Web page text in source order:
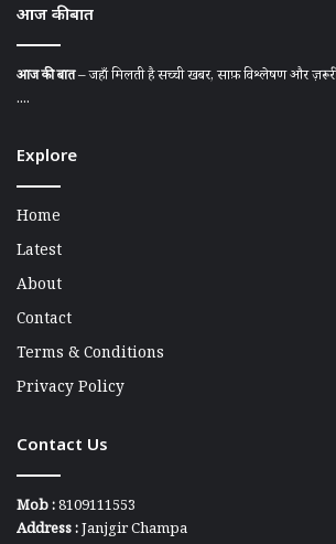
आज की बात
आज की बात– जहाँ मिलती है सच्ची खबर, साफ़ विश्लेषण और ज़रूरी
....
Explore
Home
Latest
About
Contact
Terms & Conditions
Privacy Policy
Contact Us
Mob :8109111553
Address :Janjgir Champa